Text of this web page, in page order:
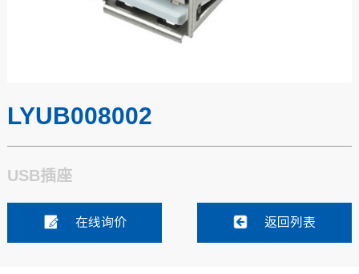
LYUB008002
USB插座
在线询价 返回列表